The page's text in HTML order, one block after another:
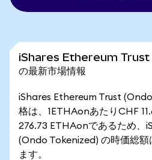
iShares Ethereum Trust
の最新市場情報
iShares Ethereum Trust
格は、1ETHAonあたりCHF
276.73 ETHAonであるため、
(Ondo Tokenized) の時価総額
ます。